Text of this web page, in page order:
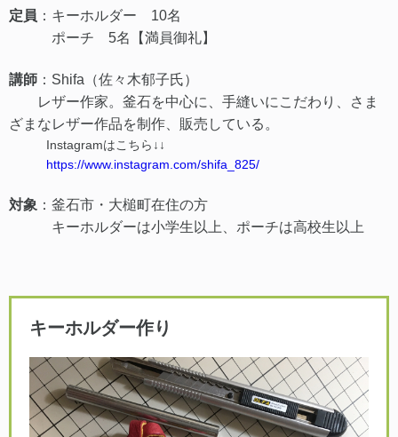
定員 ：キーホルダー 10名
ポーチ 5名【満員御礼】
講師 ：Shifa（佐々木郁子氏）
レザー作家。釜石を中心に、手縫いにこだわり、さま
ざまなレザー作品を制作、販売している。
Instagramはこちら↓↓
https://www.instagram.com/shifa_825/
対象 ：釜石市・大槌町在住の方
キーホルダーは小学生以上、ポーチは高校生以上
キーホルダー作り